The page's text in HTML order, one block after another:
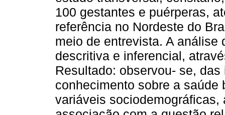
100 gestantes e puérperas,
referência no Nordeste do
meio de entrevista. A
descritiva e inferencial,
Resultado: observou- se,
conhecimento sobre a
variáveis